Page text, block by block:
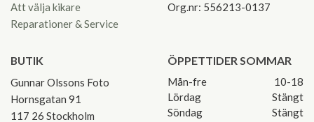
Att välja kikare
Reparationer & Service
Org.nr: 556213-0137
BUTIK
Gunnar Olssons Foto
Hornsgatan 91
117 26 Stockholm
ÖPPETTIDER SOMMAR
Mån-fre
10-18
Lördag
Stängt
Söndag
Stängt